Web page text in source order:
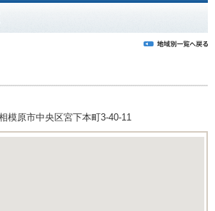
模原市中央区宮下本町3-40-11